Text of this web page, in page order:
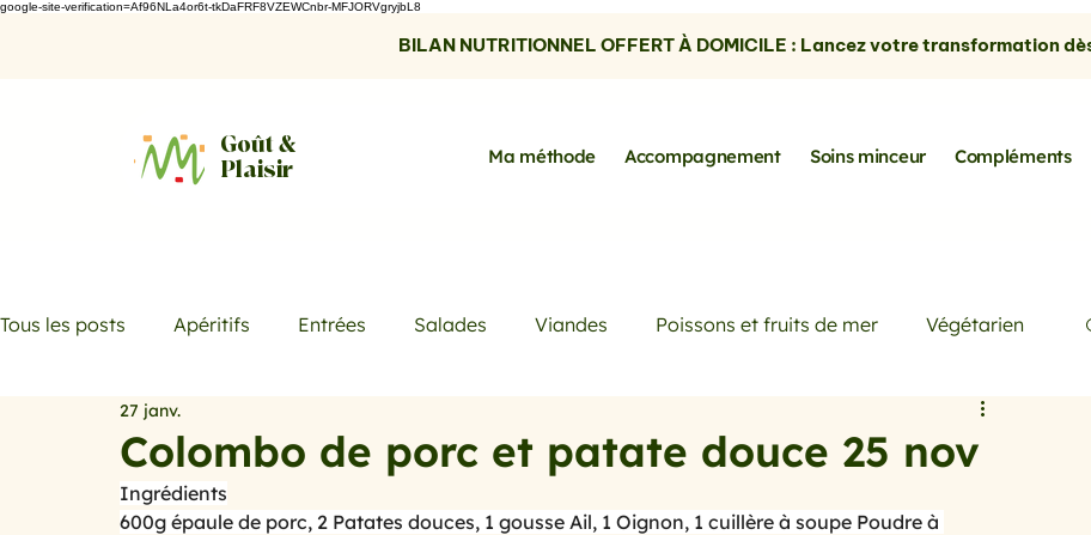
google-site-verification=Af96NLa4or6t-tkDaFRF8VZEWCnbr-MFJORVgryjbL8
BILAN NUTRITIONNEL OFFERT À DOMICILE : Lancez votre transformation
Goût &
Plaisir
Ma méthode Accompagnement Soins minceur Compléments
Tous les posts Apéritifs Entrées Salades Viandes Poissons et fruits de mer Végétarien
Desserts Boissons Conseils de Pros
Promotions Recettes fraicheur Quiches et tartes les avocats la cuisine sans gluten
Colombo de porc et patate douce 25 nov
27 janv.
Ingrédients
600g épaule de porc, 2 Patates douces, 1 gousse Ail, 1 Oignon, 1 cuillère à soupe Poudre à